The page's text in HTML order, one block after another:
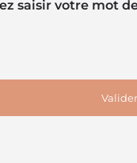
saisir votre mot